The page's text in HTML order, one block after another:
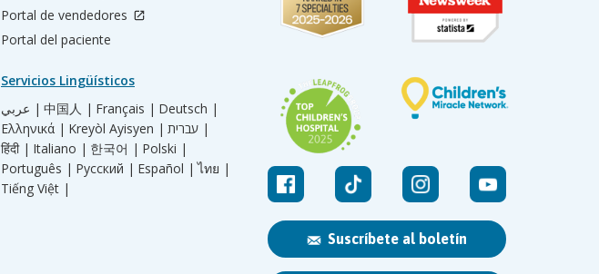
Suscríbete al boletín
Portal de vendedores
Portal del paciente
Servicios Lingüísticos
عربي | 中国人 | Français | Deutsch |
Ελληνικά | Kreyòl Ayisyen |
עברית |
हिंदी | Italiano | 한국어 | Polski |
Português | Русский | Español | ไทย |
Tiếng Việt |